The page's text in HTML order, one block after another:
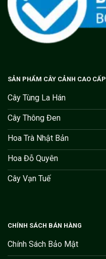
SẢN PHẨM CÂY CẢNH CAO CẤP
Cây Tùng La Hán
Cây Thông Đen
Hoa Trà Nhật Bản
Hoa Đỗ Quyên
Cây Vạn Tuế
CHÍNH SÁCH BÁN HÀNG
Chính Sách Bảo Mật